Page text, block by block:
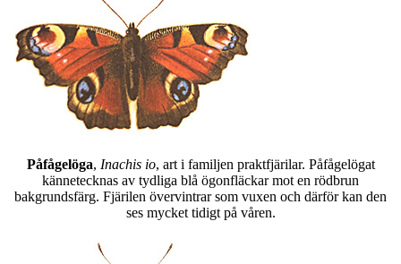
Påfågelöga, Inachis io, art i familjen praktfjärilar. Påfågelögat
kännetecknas av tydliga blå ögonfläckar mot en rödbrun
bakgrundsfärg. Fjärilen övervintrar som vuxen och därför kan den
ses mycket tidigt på våren.